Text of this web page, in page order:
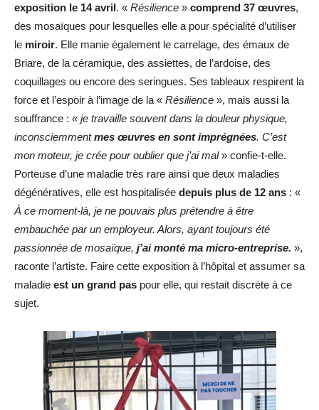
exposition le 14 avril. « Résilience » comprend 37 œuvres,
des mosaïques pour lesquelles elle a pour spécialité d’utiliser
le miroir. Elle manie également le carrelage, des émaux de
Briare, de la céramique, des assiettes, de l’ardoise, des
coquillages ou encore des seringues. Ses tableaux respirent la
force et l’espoir à l’image de la « Résilience », mais aussi la
souffrance : « je travaille souvent dans la douleur physique,
inconsciemmentmes œuvres en sont imprégnées. C’est
mon moteur, je crée pour oublier que j’ai mal» confie-t-elle.
Porteuse d’une maladie très rare ainsi que deux maladies
dégénératives, elle est hospitalisée depuis plus de 12 ans : «
À ce moment-là, je ne pouvais plus prétendre à être
embauchée par un employeur. Alors, ayant toujours été
passionnée de mosaïque, j’ai monté ma micro-entreprise. »,
raconte l’artiste. Faire cette exposition à l’hôpital et assumer sa
maladie est un grand pas pour elle, qui restait discrète à ce
sujet.